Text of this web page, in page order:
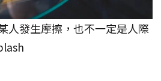
人發生摩擦，也不一定是人際